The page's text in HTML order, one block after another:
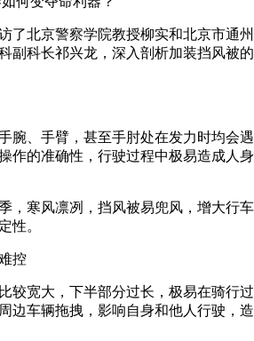
了北京警察学院教授柳实和北京市通州
副科长祁兴龙，深入剖析加装挡风被的
腕、手臂，甚至手肘处在发力时均会遇
作的准确性，行驶过程中极易造成人身
，寒风凛冽，挡风被易兜风，增大行车
性。
控
较宽大，下半部分过长，极易在骑行过
边车辆拖拽，影响自身和他人行驶，造